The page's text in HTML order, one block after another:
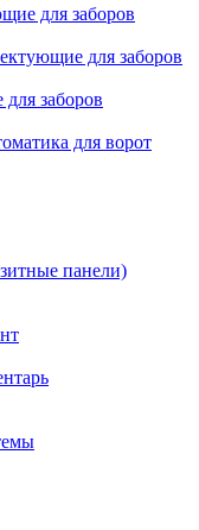
для заборов
для заборов
заборов
для ворот
панели)